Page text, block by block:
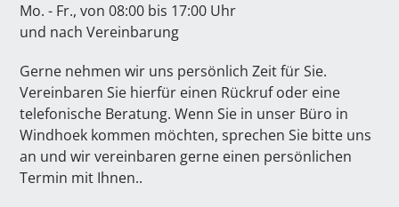
Mo. - Fr., von 08:00 bis 17:00 Uhr
und nach Vereinbarung
Gerne nehmen wir uns persönlich Zeit für Sie.
Vereinbaren Sie hierfür einen Rückruf oder eine
telefonische Beratung. Wenn Sie in unser Büro in
Windhoek kommen möchten, sprechen Sie bitte uns
an und wir vereinbaren gerne einen persönlichen
Termin mit Ihnen..